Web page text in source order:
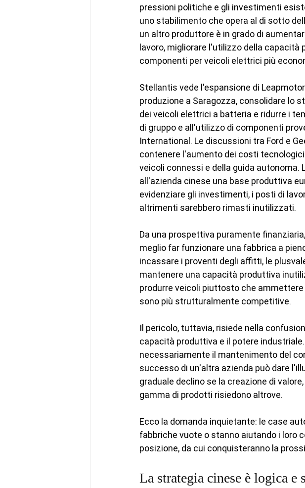
pressioni politiche e gli investimenti
uno stabilimento che opera al di sotto
un altro produttore è in grado di
lavoro, migliorare l'utilizzo della
componenti per veicoli elettrici più
Stellantis vede l'espansione di
produzione a Saragozza, consolidare lo
dei veicoli elettrici a batteria e ridurre i
di gruppo e all'utilizzo di componenti
International. Le discussioni tra Ford e
contenere l'aumento dei costi
veicoli connessi e della guida autonoma.
all'azienda cinese una base produttiva
evidenziare gli investimenti, i posti di
altrimenti sarebbero rimasti inutilizzati.
Da una prospettiva puramente
meglio far funzionare una fabbrica a
incassare i proventi degli affitti, le
mantenere una capacità produttiva
produrre veicoli piuttosto che
sono più strutturalmente competitive.
Il pericolo, tuttavia, risiede nella
capacità produttiva e il potere
necessariamente il mantenimento del
successo di un'altra azienda può dare
graduale declino se la creazione di
gamma di prodotti risiedono altrove.
Ecco la domanda inquietante: le case
fabbriche vuote o stanno aiutando i loro
posizione, da cui conquisteranno la
La strategia cinese è logica e